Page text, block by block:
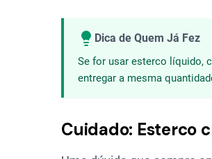
Dica de Quem Já Fez
Se for usar esterco líquido,
entregar a mesma
Cuidado: Esterco